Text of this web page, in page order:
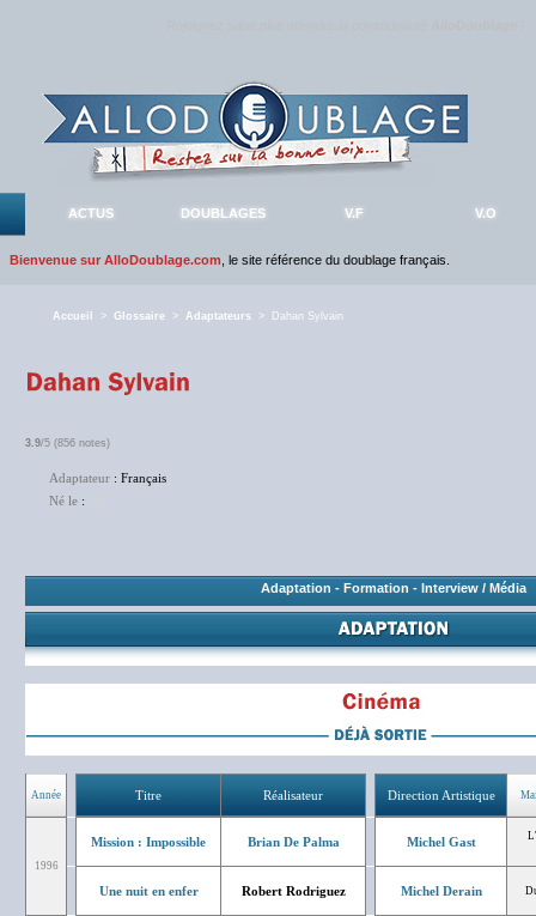
ACTUS DOUBLAGES V.F V.O
Bienvenue sur AlloDoublage.com , le site référence du doublage français.
Accueil > Glossaire > Adaptateurs > Dahan Sylvain
3.9/5 (856 notes)
Adaptateur : Français
Né le :
Adaptation - Formation - Interview / Média
Année Titre Réalisateur Direction Artistique
1996
Mission : Impossible Brian De Palma Michel Gast
Une nuit en enfer Robert Rodriguez Michel Derain